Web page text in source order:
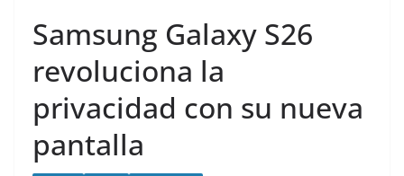
Samsung Galaxy S26
revoluciona la
privacidad con su nueva
pantalla